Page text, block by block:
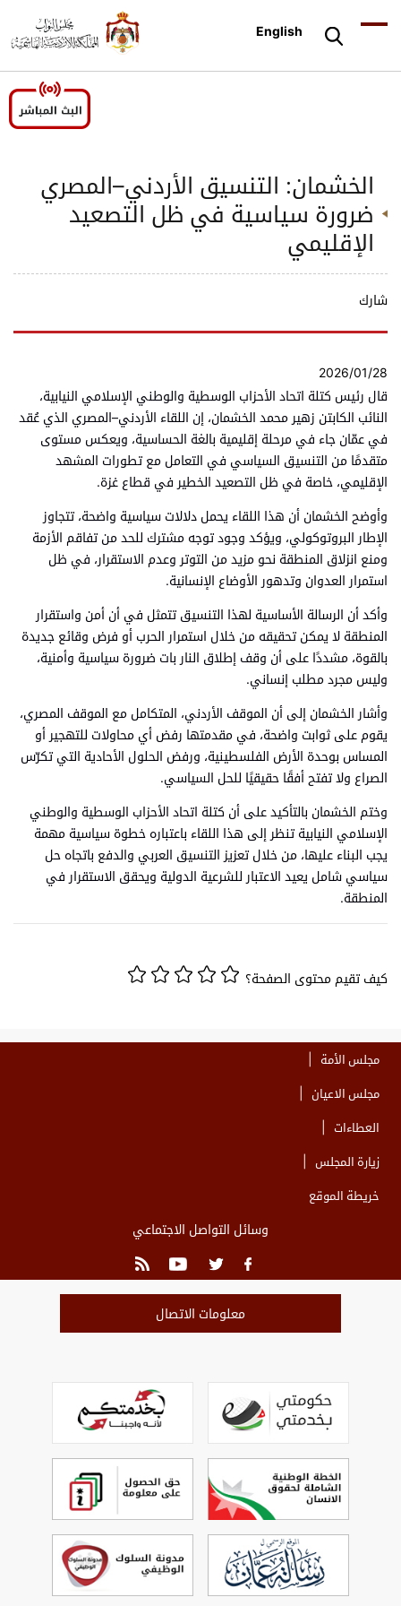
English
الخشمان: التنسيق الأردني–المصري
ضرورة سياسية في ظل التصعيد
الإقليمي
شارك
2026/01/28
قال رئيس كتلة اتحاد الأحزاب الوسطية والوطني الإسلامي النيابية،
النائب الكابتن زهير محمد الخشمان، إن اللقاء الأردني–المصري الذي عُقد
في عمّان جاء في مرحلة إقليمية بالغة الحساسية، ويعكس مستوى
متقدمًا من التنسيق السياسي في التعامل مع تطورات المشهد
الإقليمي، خاصة في ظل التصعيد الخطير في قطاع غزة.
وأوضح الخشمان أن هذا اللقاء يحمل دلالات سياسية واضحة، تتجاوز
الإطار البروتوكولي، ويؤكد وجود توجه مشترك للحد من تفاقم الأزمة
ومنع انزلاق المنطقة نحو مزيد من التوتر وعدم الاستقرار، في ظل
استمرار العدوان وتدهور الأوضاع الإنسانية.
وأكد أن الرسالة الأساسية لهذا التنسيق تتمثل في أن أمن واستقرار
المنطقة لا يمكن تحقيقه من خلال استمرار الحرب أو فرض وقائع جديدة
بالقوة، مشددًا على أن وقف إطلاق النار بات ضرورة سياسية وأمنية،
وليس مجرد مطلب إنساني.
وأشار الخشمان إلى أن الموقف الأردني، المتكامل مع الموقف المصري،
يقوم على ثوابت واضحة، في مقدمتها رفض أي محاولات للتهجير أو
المساس بوحدة الأرض الفلسطينية، ورفض الحلول الأحادية التي تكرّس
الصراع ولا تفتح أفقًا حقيقيًا للحل السياسي.
وختم الخشمان بالتأكيد على أن كتلة اتحاد الأحزاب الوسطية والوطني
الإسلامي النيابية تنظر إلى هذا اللقاء باعتباره خطوة سياسية مهمة
يجب البناء عليها، من خلال تعزيز التنسيق العربي والدفع باتجاه حل
سياسي شامل يعيد الاعتبار للشرعية الدولية ويحقق الاستقرار في
المنطقة.
كيف تقيم محتوى الصفحة؟
مجلس الأمة
مجلس الاعيان
العطاءات
زيارة المجلس
خريطة الموقع
وسائل التواصل الاجتماعي
معلومات الاتصال